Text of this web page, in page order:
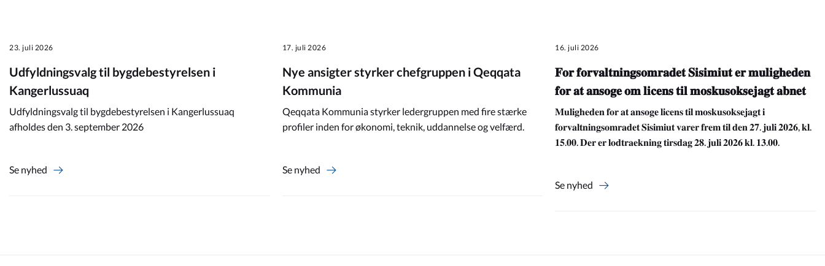
23. juli 2026
Udfyldningsvalg til bygdebestyrelsen i
Kangerlussuaq
Udfyldningsvalg til bygdebestyrelsen i Kangerlussuaq
afholdes den 3. september 2026
Se nyhed
17. juli 2026
Nye ansigter styrker chefgruppen i Qeqqata
Kommunia
Qeqqata Kommunia styrker ledergruppen med fire stærke
profiler inden for økonomi, teknik, uddannelse og velfærd.
Se nyhed
16. juli 2026
𝐅𝐨𝐫 𝐟𝐨𝐫𝐯𝐚𝐥𝐭𝐧𝐢𝐧𝐠𝐬𝐨𝐦𝐫𝐚𝐝𝐞𝐭 𝐒𝐢𝐬𝐢𝐦𝐢𝐮𝐭 𝐞𝐫 𝐦𝐮𝐥𝐢𝐠𝐡𝐞𝐝𝐞𝐧
𝐟𝐨𝐫 𝐚𝐭 𝐚𝐧𝐬𝐨𝐠𝐞 𝐨𝐦 𝐥𝐢𝐜𝐞𝐧𝐬 𝐭𝐢𝐥 𝐦𝐨𝐬𝐤𝐮𝐬𝐨𝐤𝐬𝐞𝐣𝐚𝐠𝐭 𝐚𝐛𝐧𝐞𝐭
𝐌𝐮𝐥𝐢𝐠𝐡𝐞𝐝𝐞𝐧 𝐟𝐨𝐫 𝐚𝐭 𝐚𝐧𝐬𝐨𝐠𝐞 𝐥𝐢𝐜𝐞𝐧𝐬 𝐭𝐢𝐥 𝐦𝐨𝐬𝐤𝐮𝐬𝐨𝐤𝐬𝐞𝐣𝐚𝐠𝐭 𝐢
𝐟𝐨𝐫𝐯𝐚𝐥𝐭𝐧𝐢𝐧𝐠𝐬𝐨𝐦𝐫𝐚𝐝𝐞𝐭 𝐒𝐢𝐬𝐢𝐦𝐢𝐮𝐭 𝐯𝐚𝐫𝐞𝐫 𝐟𝐫𝐞𝐦 𝐭𝐢𝐥 𝐝𝐞𝐧 𝟐𝟕. 𝐣𝐮𝐥𝐢 𝟐𝟎𝟐𝟔, 𝐤𝐥.
𝟏𝟓.𝟎𝟎. 𝐃𝐞𝐫 𝐞𝐫 𝐥𝐨𝐝𝐭𝐫𝐚𝐞𝐤𝐧𝐢𝐧𝐠 𝐭𝐢𝐫𝐬𝐝𝐚𝐠 𝟐𝟖. 𝐣𝐮𝐥𝐢 𝟐𝟎𝟐𝟔 𝐤𝐥. 𝟏𝟑.𝟎𝟎.
Se nyhed